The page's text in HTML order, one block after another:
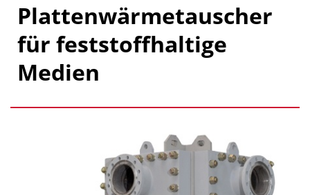
Plattenwärmetauscher
für feststoffhaltige
Medien